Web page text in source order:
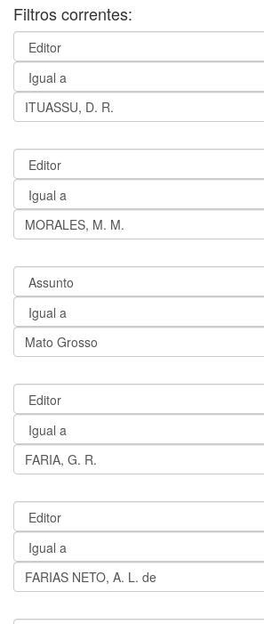
Filtros correntes: